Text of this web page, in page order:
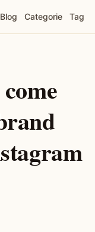
Blog Categorie Tag